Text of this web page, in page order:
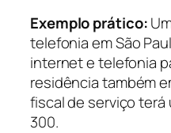
Exemplo prático:
telefonia em São
internet e telefonia
residência também
fiscal de serviço terá
300.